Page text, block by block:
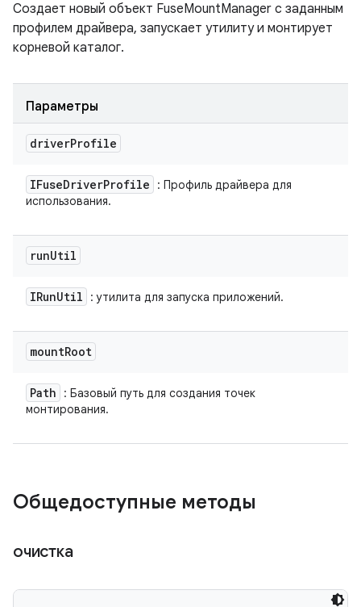
Создает новый объект FuseMountManager с заданным
профилем драйвера, запускает утилиту и монтирует
корневой каталог.
Параметры
driverProfile
IFuseDriverProfile
: Профиль драйвера для
использования.
runUtil
IRunUtil : утилита для запуска приложений.
mountRoot
Path
: Базовый путь для создания точек
монтирования.
Общедоступные методы
очистка